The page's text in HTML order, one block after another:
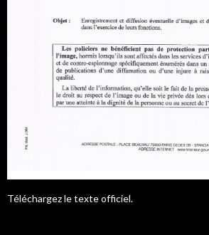
Téléchargez le texte officiel.